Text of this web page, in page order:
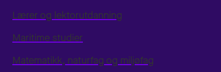
Lærer og lektorutdanning
Maritime studier
Matematikk, naturfag og miljøfag